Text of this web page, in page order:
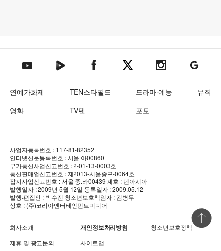
텐아시아 유튜브텐아시아 네이버TV텐아시아 페이스북텐아시아 엑스텐아시아 인스타그램
텐아시아
연예가화제 TEN스타필드 드라마·예능
뮤직
영화
TV텐 포토
사업자등록번호 : 117-81-82352
인터넷신문등록번호 : 서울 아00860
부가통신사업신고번호 : 2-01-13-0003호
통신판매업신고번호 : 제2013-서울중구-0064호
잡지사업신고번호 : 서울 중.라00439 제호 : 텐아시아
발행일자 : 2009년 5월 12일 등록일자 : 2009.05.12
발행·편집인 : 박수진 청소년보호책임자 : 김병두
상호 : (주)코리아엔터테인먼트미디어
회사소개 개인정보처리방침
청소년보호정책
제휴 및 광고문의
사이트맵
상단 바로